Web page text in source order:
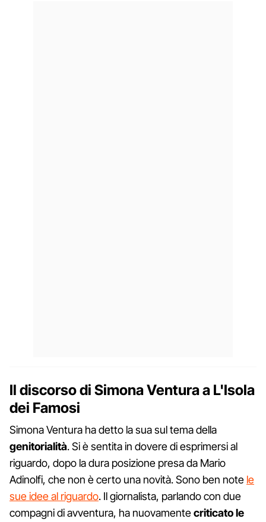
Il discorso di Simona Ventura a L'Isola
dei Famosi
Simona Ventura ha detto la sua sul tema della
genitorialità. Si è sentita in dovere di esprimersi al
riguardo, dopo la dura posizione presa da Mario
Adinolfi, che non è certo una novità. Sono ben note le
sue idee al riguardo. Il giornalista, parlando con due
compagni di avventura, ha nuovamentecriticato le